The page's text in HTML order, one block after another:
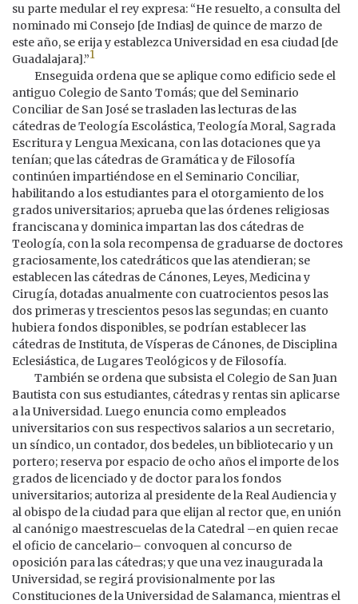
su parte medular el rey expresa: “He resuelto, a consulta del
nominado mi Consejo [de Indias] de quince de marzo de
este año, se erija y establezca Universidad en esa ciudad [de
Guadalajara].”1
Enseguida ordena que se aplique como edificio sede el
antiguo Colegio de Santo Tomás; que del Seminario
Conciliar de San José se trasladen las lecturas de las
cátedras de Teología Escolástica, Teología Moral, Sagrada
Escritura y Lengua Mexicana, con las dotaciones que ya
tenían; que las cátedras de Gramática y de Filosofía
continúen impartiéndose en el Seminario Conciliar,
habilitando a los estudiantes para el otorgamiento de los
grados universitarios; aprueba que las órdenes religiosas
franciscana y dominica impartan las dos cátedras de
Teología, con la sola recompensa de graduarse de doctores
graciosamente, los catedráticos que las atendieran; se
establecen las cátedras de Cánones, Leyes, Medicina y
Cirugía, dotadas anualmente con cuatrocientos pesos las
dos primeras y trescientos pesos las segundas; en cuanto
hubiera fondos disponibles, se podrían establecer las
cátedras de Instituta, de Vísperas de Cánones, de Disciplina
Eclesiástica, de Lugares Teológicos y de Filosofía.
También se ordena que subsista el Colegio de San Juan
Bautista con sus estudiantes, cátedras y rentas sin aplicarse
a la Universidad. Luego enuncia como empleados
universitarios con sus respectivos salarios a un secretario,
un síndico, un contador, dos bedeles, un bibliotecario y un
portero; reserva por espacio de ocho años el importe de los
grados de licenciado y de doctor para los fondos
universitarios; autoriza al presidente de la Real Audiencia y
al obispo de la ciudad para que elijan al rector que, en unión
al canónigo maestrescuelas de la Catedral –en quien recae
el oficio de cancelario– convoquen al concurso de
oposición para las cátedras; y que una vez inaugurada la
Universidad, se regirá provisionalmente por las
Constituciones de la Universidad de Salamanca, mientras el